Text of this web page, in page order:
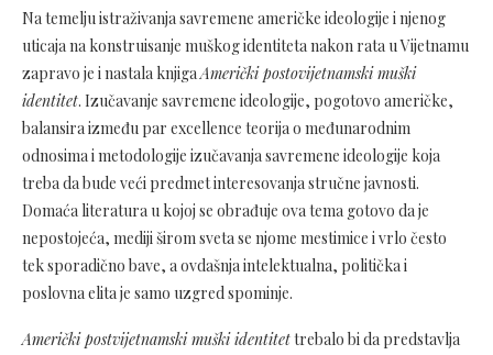
Na temelju istraživanja savremene američke ideologije i njenog
uticaja na konstruisanje muškog identiteta nakon rata u Vijetnamu
zapravo je i nastala knjigaAmerički postovijetnamski muški
identitet. Izučavanje savremene ideologije, pogotovo američke,
balansira između par excellence teorija o međunarodnim
odnosima i metodologije izučavanja savremene ideologije koja
treba da bude veći predmet interesovanja stručne javnosti.
Domaća literatura u kojoj se obrađuje ova tema gotovo da je
nepostojeća, mediji širom sveta se njome mestimice i vrlo često
tek sporadično bave, a ovdašnja intelektualna, politička i
poslovna elita je samo uzgred spominje.
Američki postvijetnamski muški identitettrebalo bi da predstavlja